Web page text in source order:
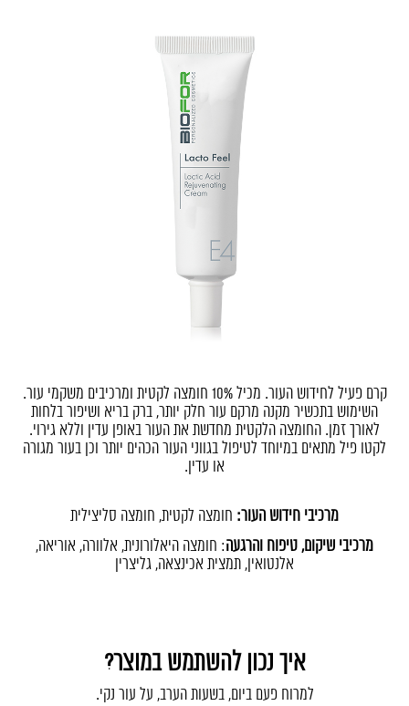
קרם פעיל לחידוש העור.
מכיל 10% חומצה לקטית ומרכיבים משקמי עור.
השימוש בתכשיר מקנה מרקם עור חלק יותר, ברק בריא ושיפור בלחות
לאורך זמן. החומצה הלקטית מחדשת את העור באופן עדין וללא גירוי.
לקטו פיל מתאים במיוחד לטיפול בגווני העור הכהים יותר וכן בעור מגורה
או עדין.
מרכיבי חידוש העור: חומצה לקטית, חומצה סליצילית
מרכיבי שיקום, טיפוח והרגעה: חומצה היאלורונית, אלוורה, אוריאה,
אלנטואין, תמצית אכינצאה, גליצרין
איך נכון להשתמש במוצר?
למרוח פעם ביום, בשעות הערב, על עור נקי.